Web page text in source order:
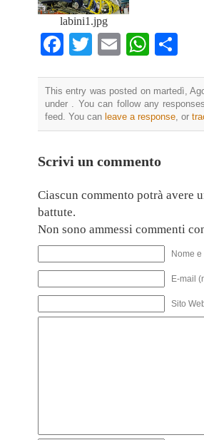
labini1.jpg
Facebook
TwitterEmail
This entry was posted on martedì,
under . You can follow any
feed. You can leave a response, or
Scrivi un commento
Ciascun commento potrà avere
battute.
Non sono ammessi commenti
Nome
E-mail
Sito